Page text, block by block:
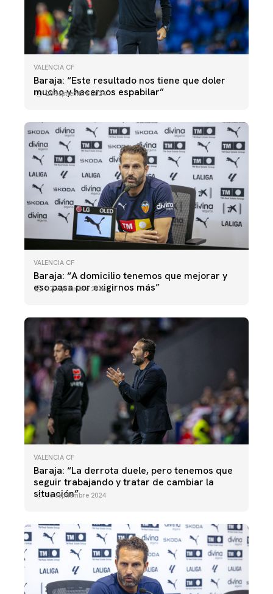
VALENCIA CF
Baraja: “Este resultado nos tiene que doler
mucho y hacernos espabilar”
28 septiembre 2024
VALENCIA CF
Baraja: “A domicilio tenemos que mejorar y
eso pasa por exigirnos más”
27 septiembre 2024
VALENCIA CF
Baraja: “La derrota duele, pero tenemos que
seguir trabajando y tratar de cambiar la
situación”
16 septiembre 2024